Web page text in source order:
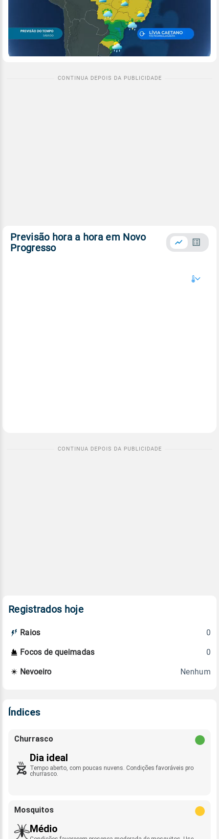
Previsão hora a hora em Novo
Progresso
Registrados hoje
Raios 0
Focos de queimadas 0
Nevoeiro Nenhum
Índices
Churrasco
Dia ideal
Tempo aberto, com poucas nuvens. Condições favoráveis pro
churrasco.
Mosquitos
Médio